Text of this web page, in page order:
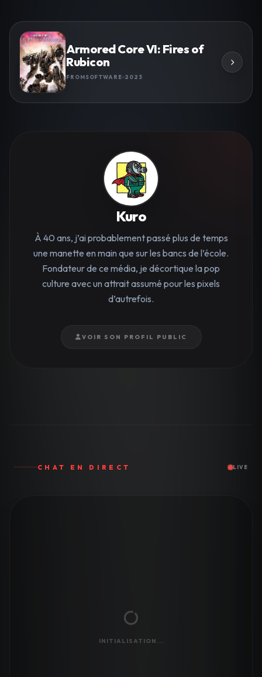
Armored Core VI: Fires of
Rubicon
FROMSOFTWARE 2023
Kuro
À 40 ans, j’ai probablement passé plus de temps
une manette en main que sur les bancs de l’école.
Fondateur de ce média, je décortique la pop
culture avec un attrait assumé pour les pixels
d’autrefois.
VOIR SON PROFIL PUBLIC
CHAT EN DIRECT LIVE
INITIALISATION...